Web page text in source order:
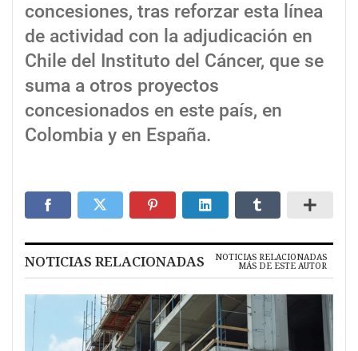
concesiones, tras reforzar esta línea
de actividad con la adjudicación en
Chile del Instituto del Cáncer, que se
suma a otros proyectos
concesionados en este país, en
Colombia y en España.
NOTICIAS RELACIONADAS NOTICIAS RELACIONADAS
MÁS DE ESTE AUTOR